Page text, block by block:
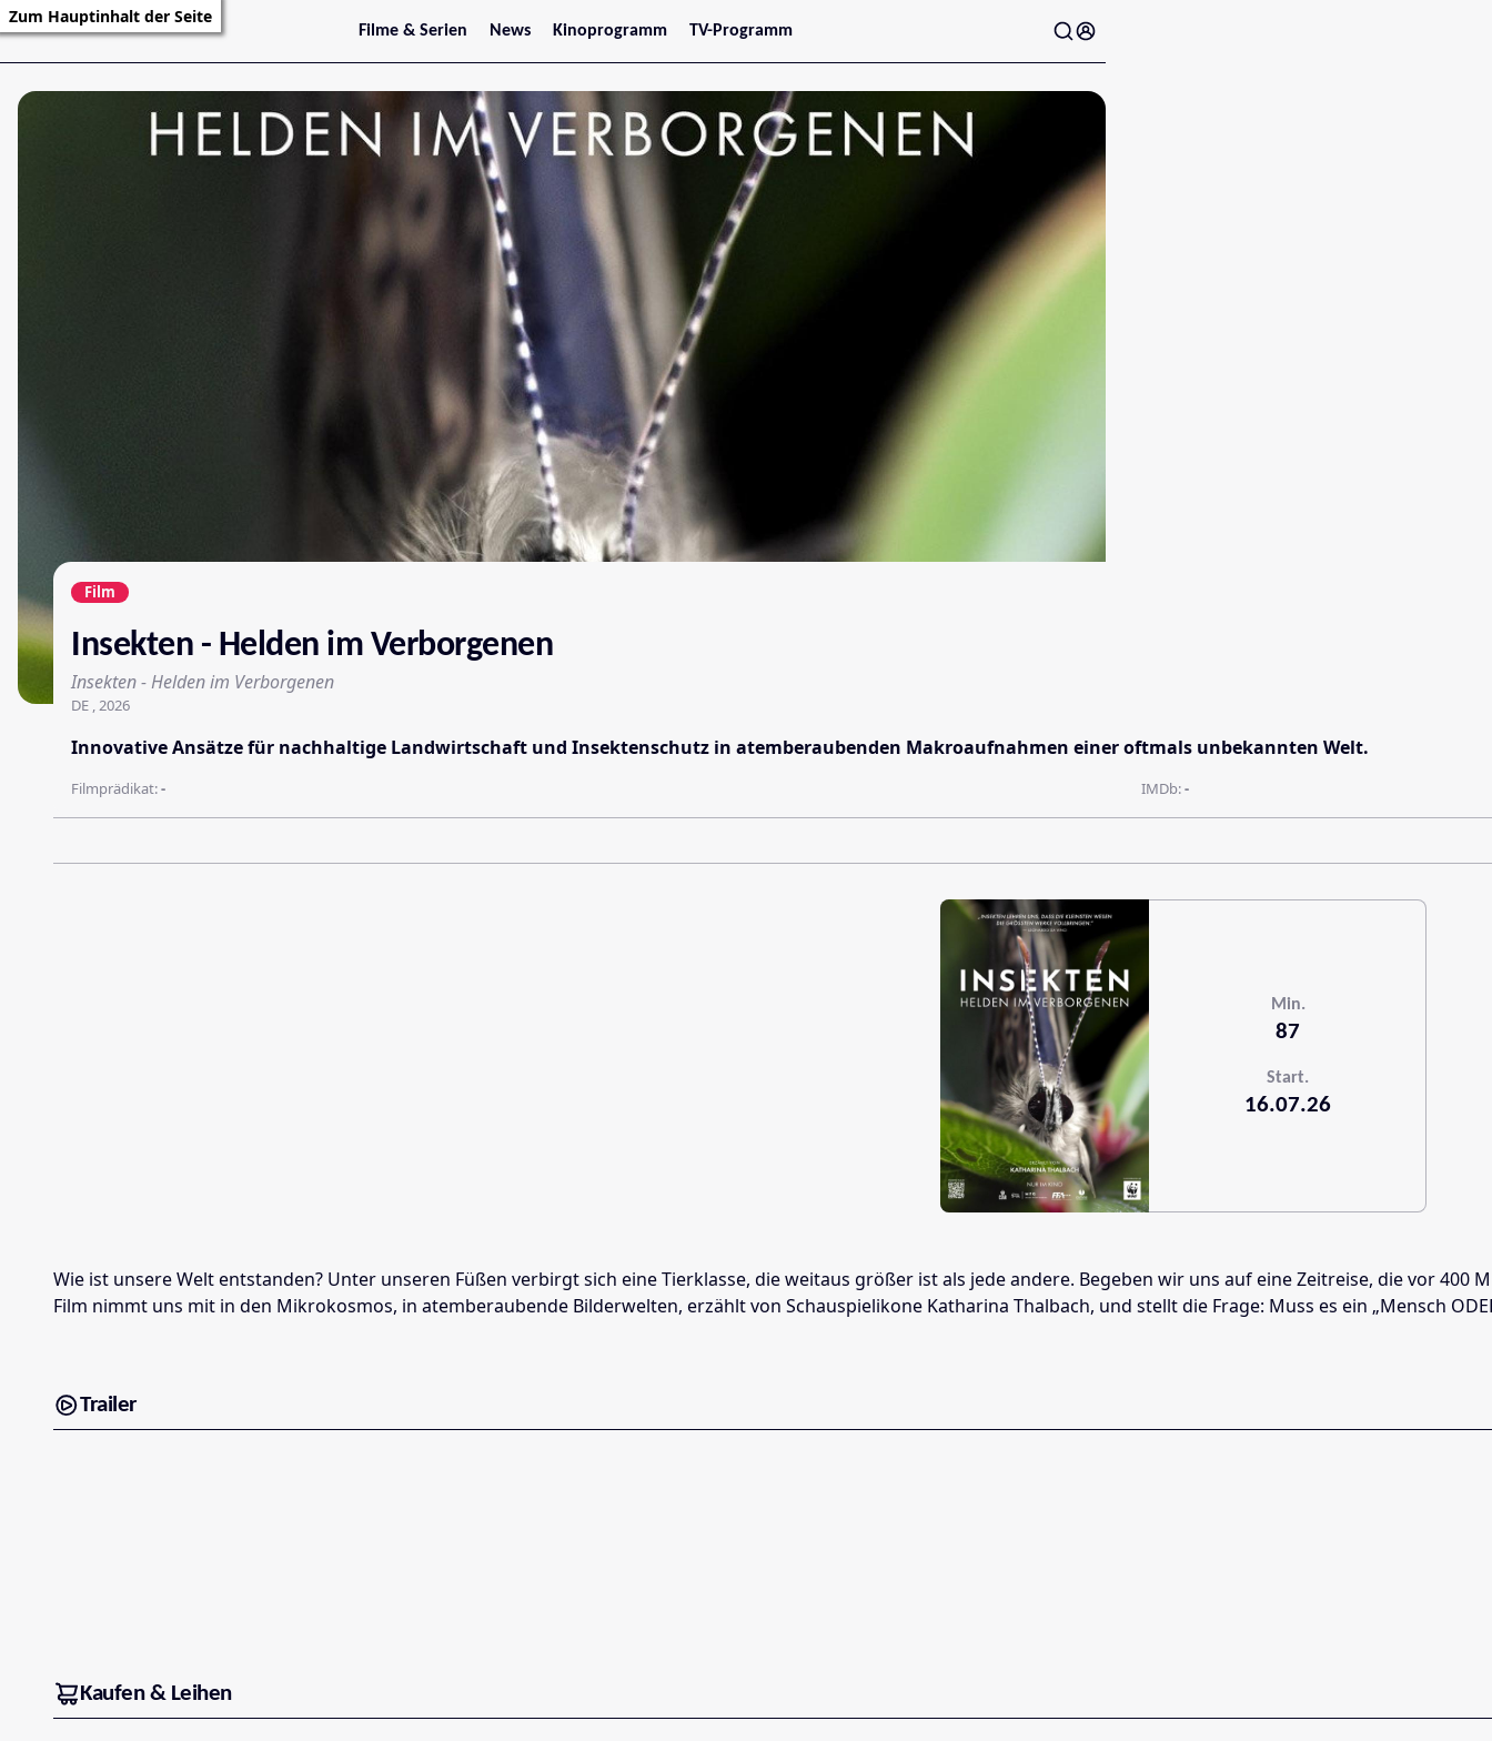
Zum Hauptinhalt der Seite
Filme & Serien
Trailer
Serienarchiv
News
Stars
Kinoprogramm
Jetzt im Kino
Niederösterreich
Oberösterreich
Steiermark
Salzburg
TV-Programm
Film
Insekten - Helden im Verborgenen
Insekten - Helden im Verborgenen
DE , 2026
Innovative Ansätze für nachhaltige Landwirtschaft und Insektenschutz in atemberaubenden Makroaufnahmen einer oftmals unbekannten Welt.
Filmprädikat:- IMDb:-
Min.
87
Start.
16.07.26
Wie ist unsere Welt entstanden? Unter unseren Füßen verbirgt sich eine Tierklasse, die weitaus größer ist als jede andere. Begeben wir uns auf eine Zeitreise, die vor 400
Film nimmt uns mit in den Mikrokosmos, in atemberaubende Bilderwelten, erzählt von Schauspielikone Katharina Thalbach, und stellt die Frage: Muss es ein „Mensch
Trailer
Kaufen & Leihen